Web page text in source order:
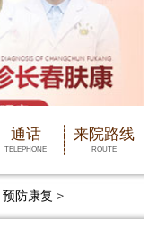
通话
TELEPHONE
来院路线
ROUTE
预防康复 >